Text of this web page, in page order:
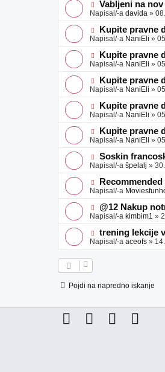
e
a
v
e
e
o
b
a
v
e
N
o
v
e
o
b
a
v
e
Vabljeni na
Napisal/-a davida »
N
o
v
e
o
b
a
v
e
Kupite pravne
Napisal/-a NaniEli »
N
o
v
e
o
b
a
v
e
Kupite pravne
Napisal/-a NaniEli »
N
o
v
e
o
b
a
v
e
Kupite pravne
Napisal/-a NaniEli »
N
o
v
e
o
b
a
v
e
Kupite pravne
Napisal/-a NaniEli »
N
o
v
e
o
b
a
v
e
Kupite pravne
Napisal/-a NaniEli »
N
o
v
e
o
b
a
v
e
Soskin
Napisal/-a špelalj »
N
o
v
e
o
b
a
v
Napisal/-a
N
o
v
e
o
b
e
@12 Nakup
Napisal/-a kimbim1 »
N
o
v
j
a
e
trening lekcije
Napisal/-a aceofs »
Pojdi na napredno iskanje